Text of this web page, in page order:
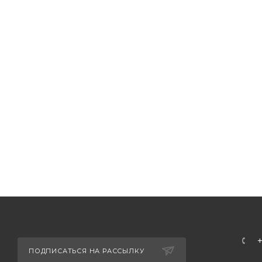
ПОДПИСАТЬСЯ НА РАССЫЛКУ